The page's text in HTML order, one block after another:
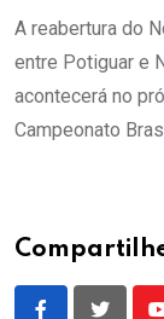
A reabertura do
entre Potiguar e
acontecerá no
Campeonato